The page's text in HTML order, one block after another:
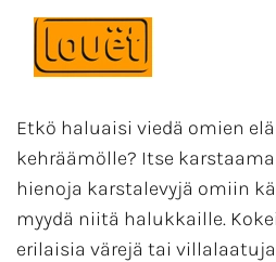
Etkö haluaisi viedä omien
kehräämölle? Itse
hienoja karstalevyjä omiin
myydä niitä halukkaille.
erilaisia värejä tai